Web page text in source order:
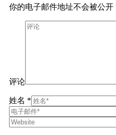
你的电子邮件地址不会被公开
评论
姓名 *